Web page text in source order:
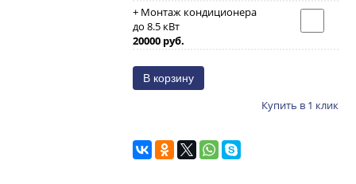
+ Монтаж кондиционера
до 8.5 кВт
20000 руб.
Купить в 1 клик